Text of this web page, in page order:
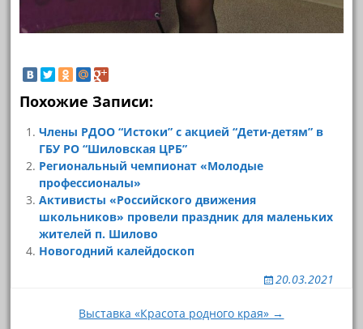
Похожие Записи:
Члены РДОО “Истоки” с акцией “Дети-детям” в
ГБУ РО “Шиловская ЦРБ”
Региональный чемпионат «Молодые
профессионалы»
Активисты «Российского движения
школьников» провели праздник для маленьких
жителей п. Шилово
Новогодний калейдоскоп
20.03.2021
НавигацияВыставка «Красота родного края» →